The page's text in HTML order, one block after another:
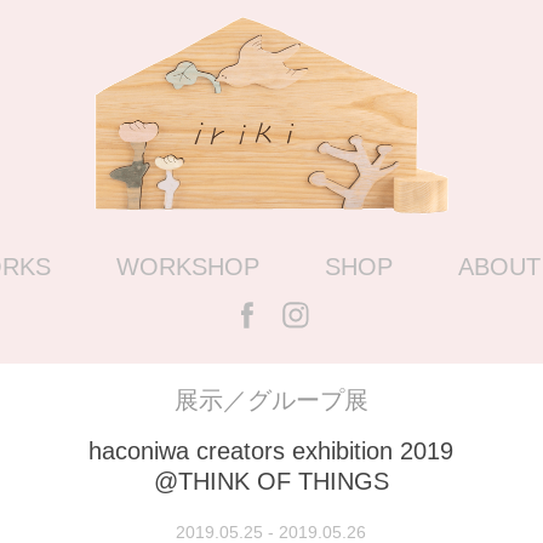
WORKSHOP SHOP ABOUT
展示／グループ展
haconiwa creators exhibition 2019
@THINK OF THINGS
2019.05.25 - 2019.05.26